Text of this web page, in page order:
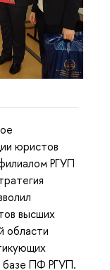
юристов
РГУП
высших
области
ПФ РГУП.